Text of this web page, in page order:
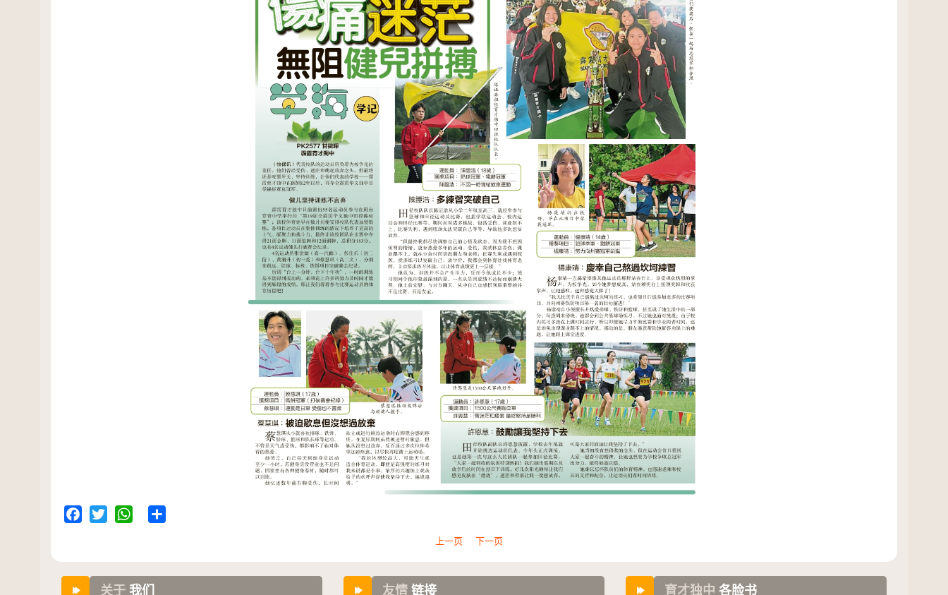
上一页 下一页
关于 我们 友情 链接 育才独中 各脸书